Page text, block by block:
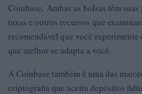
Coinbase. Ambas as bolsas têm
taxas e outros recursos que
recomendável que você experimente
que melhor se adapta a você.
A Coinbase também é uma das
criptografia que aceita depósitos